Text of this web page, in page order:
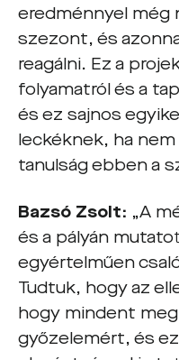
eredménnyel még
szezont, és
reagálni. Ez a
folyamatról és a
és ez sajnos
leckéknek, ha
tanulság ebben a
Bazsó Zsolt: „A
és a pályán
egyértelműen
Tudtuk, hogy az
hogy mindent
győzelemért, és